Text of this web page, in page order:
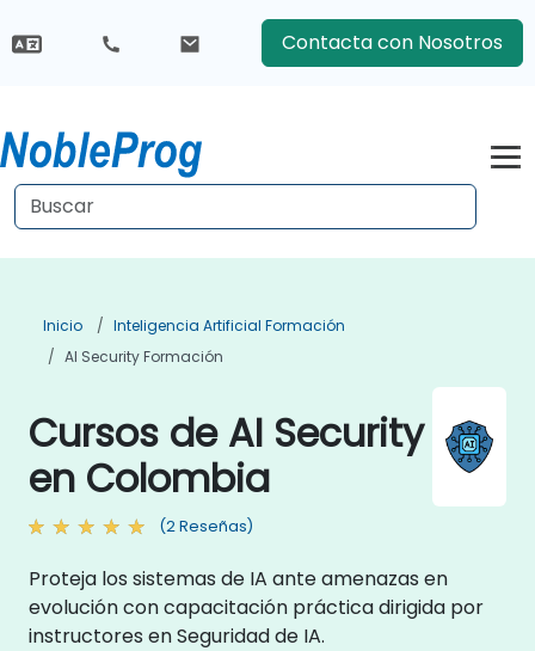
Contacta con Nosotros
Inicio
Inteligencia Artificial Formación
AI Security Formación
Cursos de AI Security
en Colombia
(2 Reseñas)
Proteja los sistemas de IA ante amenazas en
evolución con capacitación práctica dirigida por
instructores en Seguridad de IA.